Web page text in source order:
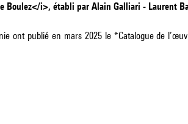
Boulez</i>, établi par Alain Galliari - Laurent
ont publié en mars 2025 le *Catalogue de